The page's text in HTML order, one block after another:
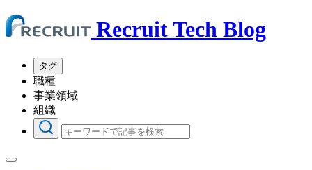
Recruit Tech Blog
タグ
職種
事業領域
組織